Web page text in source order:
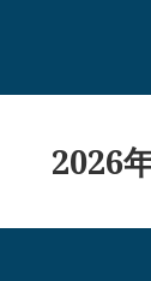
2026